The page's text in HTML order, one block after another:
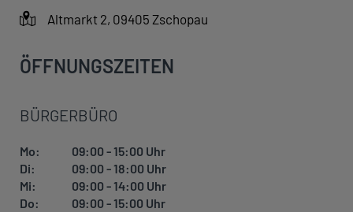
Altmarkt 2, 09405 Zschopau
ÖFFNUNGSZEITEN
BÜRGERBÜRO
Mo:
09:00 - 15:00 Uhr
Di:
09:00 - 18:00 Uhr
Mi:
09:00 - 14:00 Uhr
Do:
09:00 - 15:00 Uhr